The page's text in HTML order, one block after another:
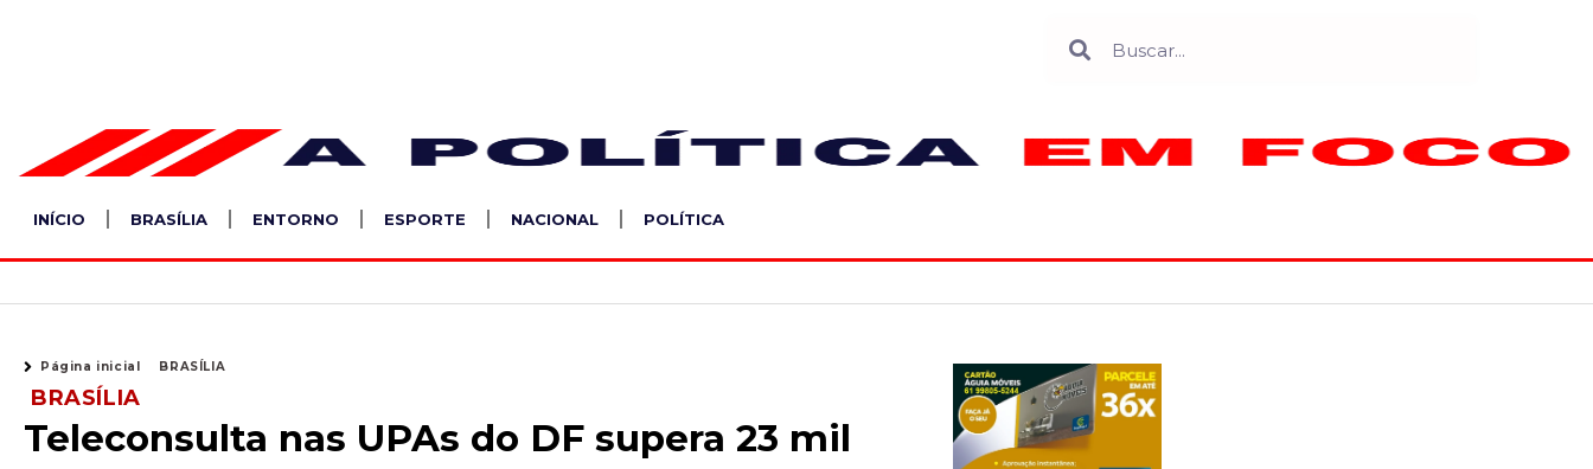
INÍCIO BRASÍLIA ENTORNO ESPORTE NACIONAL POLÍTICA
Página inicial BRASÍLIA
BRASÍLIA
Teleconsulta nas UPAs do DF supera 23 mil